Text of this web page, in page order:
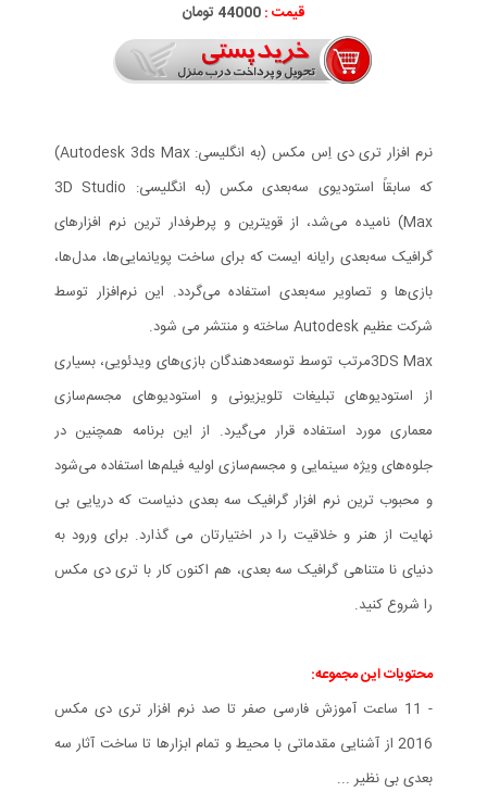
قیمت :44000 تومان
نرم افزار تری دی اِس مکس (به انگلیسی: Autodesk 3ds Max)
که سابقاً استودیوی سه‌بعدی مکس (به انگلیسی: 3D Studio
Max) نامیده می‌شد، از قویترین و پرطرفدار ترین نرم افزارهای
گرافیک سه‌بعدی رایانه ایست که برای ساخت پویانمایی‌ها، مدل‌ها،
بازی‌ها و تصاویر سه‌بعدی استفاده می‌گردد. این نرم‌افزار توسط
شرکت عظیم Autodesk ساخته و منتشر می شود.
3DS Maxمرتب توسط توسعه‌دهندگان بازی‌های ویدئویی، بسیاری
از استودیوهای تبلیغات تلویزیونی و استودیوهای مجسم‌سازی
معماری مورد استفاده قرار می‌گیرد. از این برنامه همچنین در
جلوه‌های ویژه سینمایی و مجسم‌سازی اولیه فیلم‌ها استفاده می‌شود
و محبوب ترین نرم افزار گرافیک سه بعدی دنیاست که دریایی بی
نهایت از هنر و خلاقیت را در اختیارتان می گذارد. برای ورود به
دنیای نا متناهی گرافیک سه بعدی، هم اکنون کار با تری دی مکس
را شروع کنید.
محتویات این مجموعه:
- 11 ساعت آموزش فارسی صفر تا صد نرم افزار تری دی مکس
2016 از آشنایی مقدماتی با محیط و تمام ابزارها تا ساخت آثار سه
بعدی بی نظیر ...